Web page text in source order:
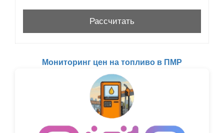
Мониторинг цен на топливо в ПМР